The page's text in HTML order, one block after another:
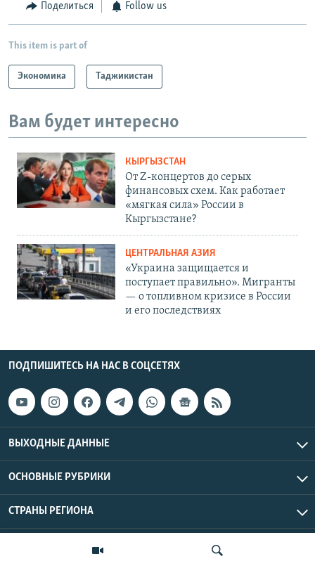
Поделиться Follow us
This item is part of
Экономика Таджикистан
Вам будет интересно
КЫРГЫЗСТАН
От Z-концертов до серых
финансовых схем. Как работает
«мягкая сила» России в
Кыргызстане?
ЦЕНТРАЛЬНАЯ АЗИЯ
«Украина защищается и
поступает правильно». Мигранты
— о топливном кризисе в России
и его последствиях
ПОДПИШИТЕСЬ НА НАС В СОЦСЕТЯХ
ВЫХОДНЫЕ ДАННЫЕ
ОСНОВНЫЕ РУБРИКИ
СТРАНЫ РЕГИОНА
Азаттык Азия © 2026 RFE/RL, Inc. | Все права защищены.